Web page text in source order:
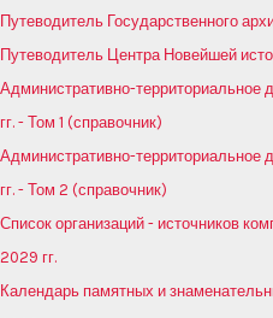
Путеводитель Государственного
Путеводитель Центра Новейшей
Административно-территориальное
гг. - Том 1 (справочник)
Административно-территориальное
гг. - Том 2 (справочник)
Список организаций - источников
2029 гг.
Календарь памятных и